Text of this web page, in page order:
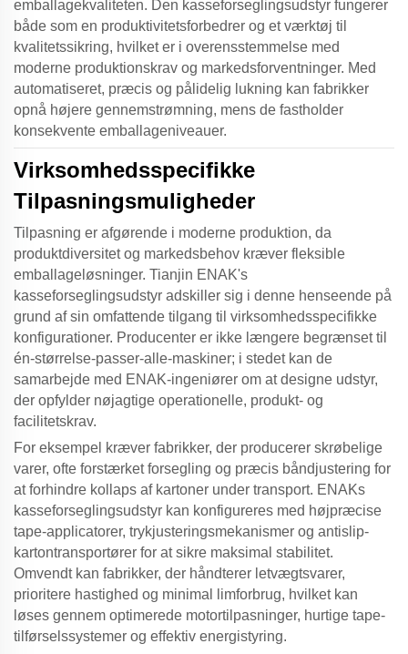
emballagekvaliteten. Den kasseforseglingsudstyr fungerer
både som en produktivitetsforbedrer og et værktøj til
kvalitetssikring, hvilket er i overensstemmelse med
moderne produktionskrav og markedsforventninger. Med
automatiseret, præcis og pålidelig lukning kan fabrikker
opnå højere gennemstrømning, mens de fastholder
konsekvente emballageniveauer.
Virksomhedsspecifikke
Tilpasningsmuligheder
Tilpasning er afgørende i moderne produktion, da
produktdiversitet og markedsbehov kræver fleksible
emballageløsninger. Tianjin ENAK's
kasseforseglingsudstyr adskiller sig i denne henseende på
grund af sin omfattende tilgang til virksomhedsspecifikke
konfigurationer. Producenter er ikke længere begrænset til
én-størrelse-passer-alle-maskiner; i stedet kan de
samarbejde med ENAK-ingeniører om at designe udstyr,
der opfylder nøjagtige operationelle, produkt- og
facilitetskrav.
For eksempel kræver fabrikker, der producerer skrøbelige
varer, ofte forstærket forsegling og præcis båndjustering for
at forhindre kollaps af kartoner under transport. ENAKs
kasseforseglingsudstyr kan konfigureres med højpræcise
tape-applicatorer, trykjusteringsmekanismer og antislip-
kartontransportører for at sikre maksimal stabilitet.
Omvendt kan fabrikker, der håndterer letvægtsvarer,
prioritere hastighed og minimal limforbrug, hvilket kan
løses gennem optimerede motortilpasninger, hurtige tape-
tilførselssystemer og effektiv energistyring.